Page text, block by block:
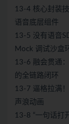
13-4 核心封装
语音底层组件
13-5 没有语音
Mock 调试沙盒
13-6 融会贯通
的全链路闭环
13-7 逼格拉满
声浪动画
13-8 “一句话打